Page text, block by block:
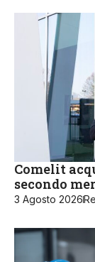
Comelit
secondo
3 Agosto 2026